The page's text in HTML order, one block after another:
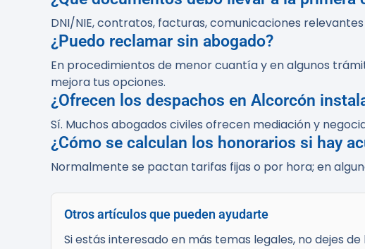
DNI/NIE, contratos, facturas, comunicaciones
¿Puedo reclamar sin abogado?
En procedimientos de menor cuantía y en algunos
mejora tus opciones.
¿Ofrecen los despachos en Alcorcón
Sí. Muchos abogados civiles ofrecen mediación y
¿Cómo se calculan los honorarios si hay
Normalmente se pactan tarifas fijas o por hora; en
Otros artículos que pueden ayudarte
Si estás interesado en más temas legales, no dejes